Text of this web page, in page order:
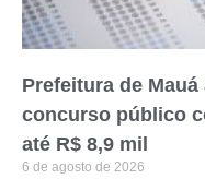
Prefeitura de
concurso público
até R$ 8,9 mil
6 de agosto de 2026